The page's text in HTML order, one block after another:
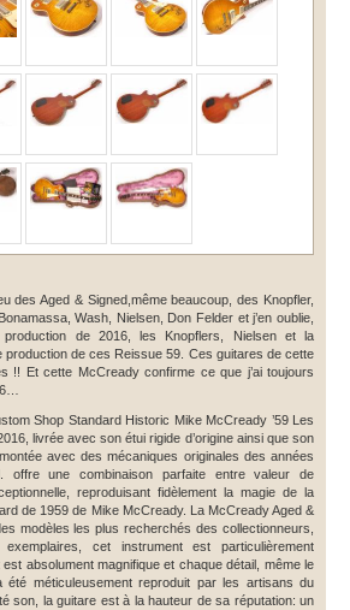
des Aged & Signed,même beaucoup, des Knopfler,
Wash, Nielsen, Don Felder et j’en oublie,
de 2016, les Knopflers, Nielsen et la
production de ces Reissue 59. Ces guitares de cette
!! Et cette McCready confirme ce que j’ai toujours
Shop Standard Historic Mike McCready ’59 Les
livrée avec son étui rigide d’origine ainsi que son
avec des mécaniques originales des années
offre une combinaison parfaite entre valeur de
reproduisant fidèlement la magie de la
de 1959 de Mike McCready. La McCready Aged &
modèles les plus recherchés des collectionneurs,
cet instrument est particulièrement
absolument magnifique et chaque détail, même le
été méticuleusement reproduit par les artisans du
son, la guitare est à la hauteur de sa réputation: un